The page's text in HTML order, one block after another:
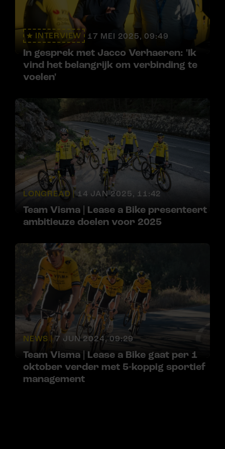
INTERVIEW 17 MEI 2025, 09:49
In gesprek met Jacco Verhaeren: 'Ik
vind het belangrijk om verbinding te
voelen'
LONGREAD | 14 JAN 2025, 11:42
Team Visma | Lease a Bike presenteert
ambitieuze doelen voor 2025
NEWS | 7 JUN 2024, 09:29
Team Visma | Lease a Bike gaat per 1
oktober verder met 5-koppig sportief
management